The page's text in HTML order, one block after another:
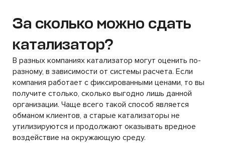
За сколько можно сдать
катализатор?
В разных компаниях катализатор могут оценить по-
разному, в зависимости от системы расчета. Если
компания работает с фиксированными ценами, то вы
получите столько, сколько выгодно лишь данной
организации. Чаще всего такой способ является
обманом клиентов, а старые катализаторы не
утилизируются и продолжают оказывать вредное
воздействие на окружающую среду.